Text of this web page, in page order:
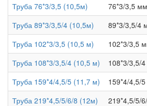
Труба 76*3/3,5 (10,5м)
76*3/3,5 мм
Труба 89*3/3,5/4 (10,5м)
89*3/3,5/4
Труба 102*3/3,5 (10,5 м)
102*3/3,5
Труба 108*3/3,5/4 (10,5 м)
108*3/3,5/
Труба 159*4/4,5/5 (11,7 м)
159*4/4,5/
Труба 219*4,5/5/6/8 (12м)
219*4,5/5/